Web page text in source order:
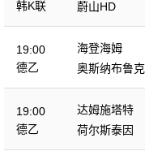
韩K联
蔚山HD
19:00
德乙
海登海姆
奥斯纳布鲁克
19:00
德乙
达姆施塔特
荷尔斯泰因